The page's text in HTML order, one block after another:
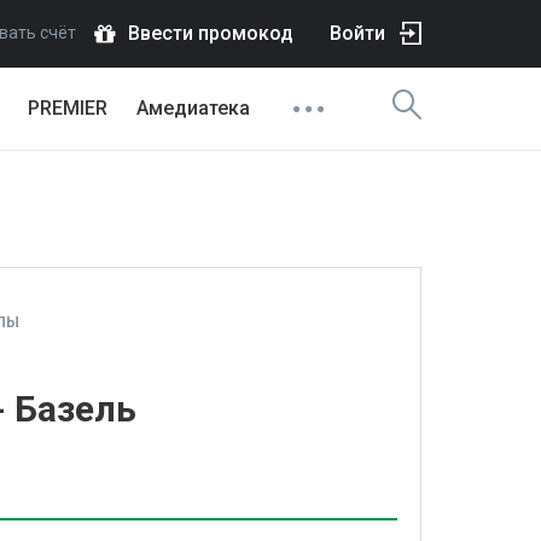
счёт Ввести промокод Войти
PREMIER Амедиатека
Базель